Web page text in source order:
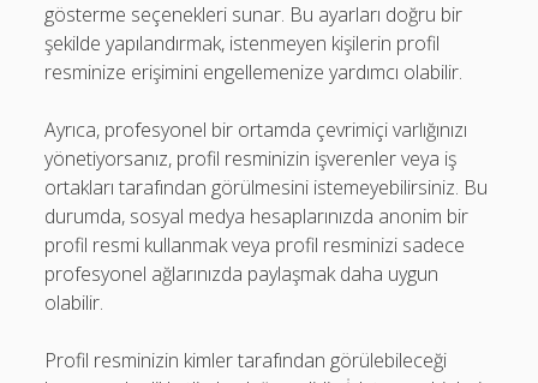
gösterme seçenekleri sunar. Bu ayarları doğru bir
şekilde yapılandırmak, istenmeyen kişilerin profil
resminize erişimini engellemenize yardımcı olabilir.
Ayrıca, profesyonel bir ortamda çevrimiçi varlığınızı
yönetiyorsanız, profil resminizin işverenler veya iş
ortakları tarafından görülmesini istemeyebilirsiniz. Bu
durumda, sosyal medya hesaplarınızda anonim bir
profil resmi kullanmak veya profil resminizi sadece
profesyonel ağlarınızda paylaşmak daha uygun
olabilir.
Profil resminizin kimler tarafından görülebileceği